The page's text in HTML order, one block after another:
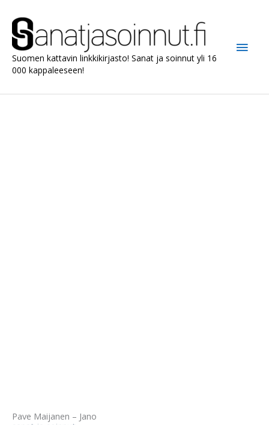
sisältöön
Suomen kattavin linkkikirjasto! Sanat ja soinnut yli 16
000 kappaleeseen!
Pave Maijanen – Jano